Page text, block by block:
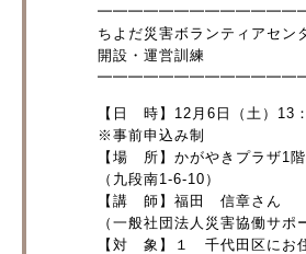
ちよだ災害ボランティアセン
開設・運営訓練
【日 時】12月6日（土）13
※事前申込み制
【場 所】かがやきプラザ1
（九段南1-6-10）
【講 師】福田 信章さん
（一般社団法人災害協働サポ
【対 象】１ 千代田区にお